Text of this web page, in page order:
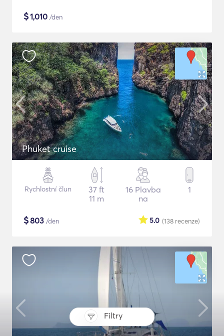
Filtry
$1,010 /den
Phuket cruise
Rychlostní člun
37 ft
11 m
16 Plavba
na
1
$803 /den (138 recenze)
5.0